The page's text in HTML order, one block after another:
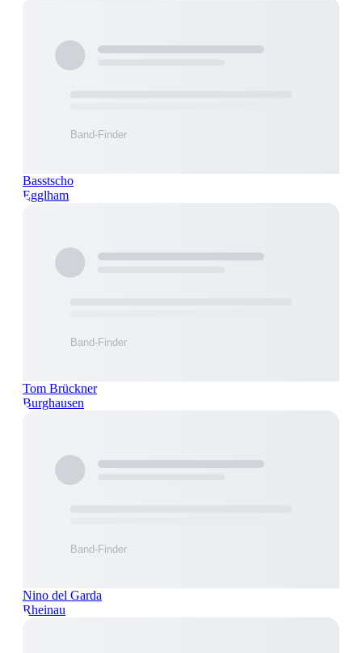
Basstscho
Egglham
Tom Brückner
Burghausen
Nino del Garda
Rheinau